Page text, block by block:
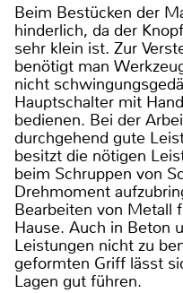
Beim Bestücken der
hinderlich, da der
sehr klein ist. Zur
benötigt man
nicht
Hauptschalter mit
bedienen. Bei der
durchgehend gute
besitzt die nötigen
beim Schruppen von
Drehmoment
Bearbeiten von Metall
Hause. Auch in Beton
Leistungen nicht zu
geformten Griff lässt
Lagen gut führen.